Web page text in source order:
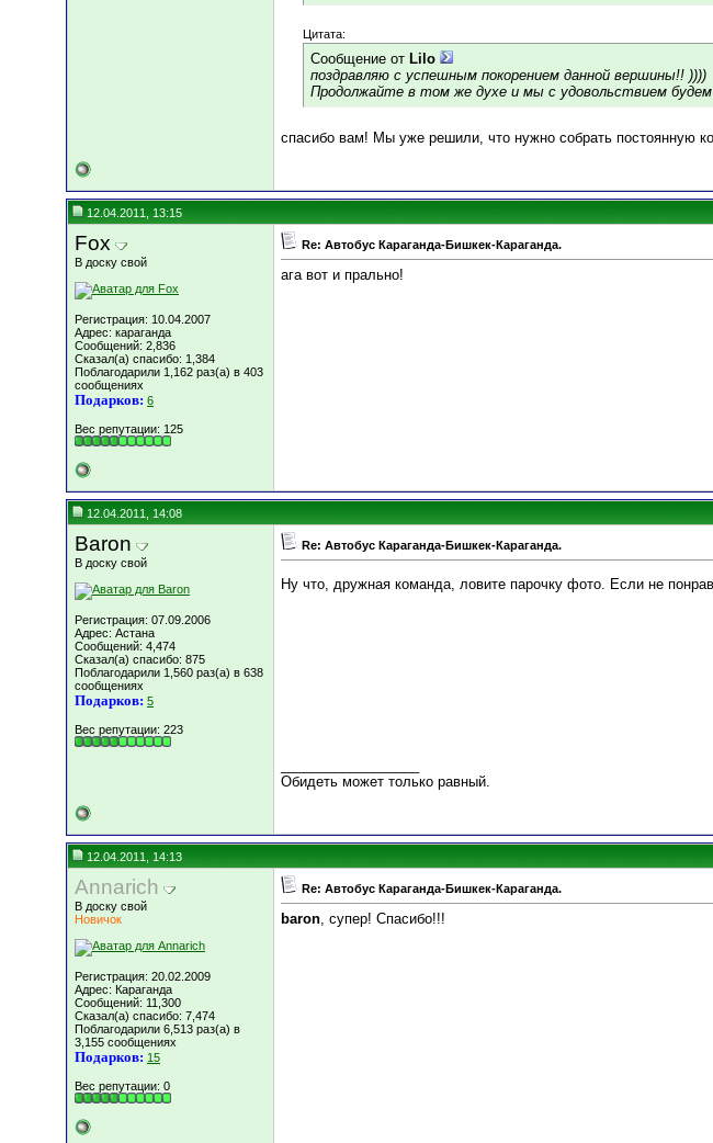
Цитата:
Сообщение от Lilo
поздравляю с успешным покорением данной вершины!! ))))
Продолжайте в том же духе и мы с удовольствием
спасибо вам! Мы уже решили, что нужно собрать постоянную
12.04.2011, 13:15
Fox
В доску свой
Регистрация: 10.04.2007
Адрес: караганда
Сообщений: 2,836
Сказал(а) спасибо: 1,384
Поблагодарили 1,162 раз(а) в 403
сообщениях
Подарков: 6
Вес репутации: 125
Re: Автобус Караганда-Бишкек-Караганда.
ага вот и прально!
12.04.2011, 14:08
Baron
В доску свой
Регистрация: 07.09.2006
Адрес: Астана
Сообщений: 4,474
Сказал(а) спасибо: 875
Поблагодарили 1,560 раз(а) в 638
сообщениях
Подарков: 5
Вес репутации: 223
Re: Автобус Караганда-Бишкек-Караганда.
Ну что, дружная команда, ловите парочку фото. Если не
Обидеть может только равный.
12.04.2011, 14:13
Annarich
В доску свой
Новичок
Регистрация: 20.02.2009
Адрес: Караганда
Сообщений: 11,300
Сказал(а) спасибо: 7,474
Поблагодарили 6,513 раз(а) в
3,155 сообщениях
Подарков: 15
Вес репутации: 0
Re: Автобус Караганда-Бишкек-Караганда.
baron, супер! Спасибо!!!